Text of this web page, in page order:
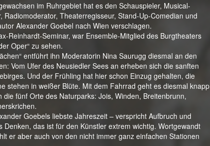
im Ruhrgebiet hat es den Schauspieler, Musical-
Radiomoderator, Theaterregisseur, Stand-Up-Comedian und
Alexander Goebel nach Wien verschlagen.
Reinhardt-Seminar, war Ensemble-Mitglied des Burgtheaters
Oper“ zu sehen.
entführt ihn Moderatorin Nina Saurugg diesmal an den
Vom Ufer des Neusiedler Sees an erheben sich die sanften
Und der Frühling hat hier schon Einzug gehalten, die
stehen in weißer Blüte. Mit dem Fahrrad geht es diesmal knapp
die fünf Orte des Naturparks: Jois, Winden, Breitenbrunn,
Goebels liebste Jahreszeit – verspricht Aufbruch und
Denken, das ist für den Künstler extrem wichtig. Wortgewandt
er aber auch von den nicht immer ganz einfachen Stationen